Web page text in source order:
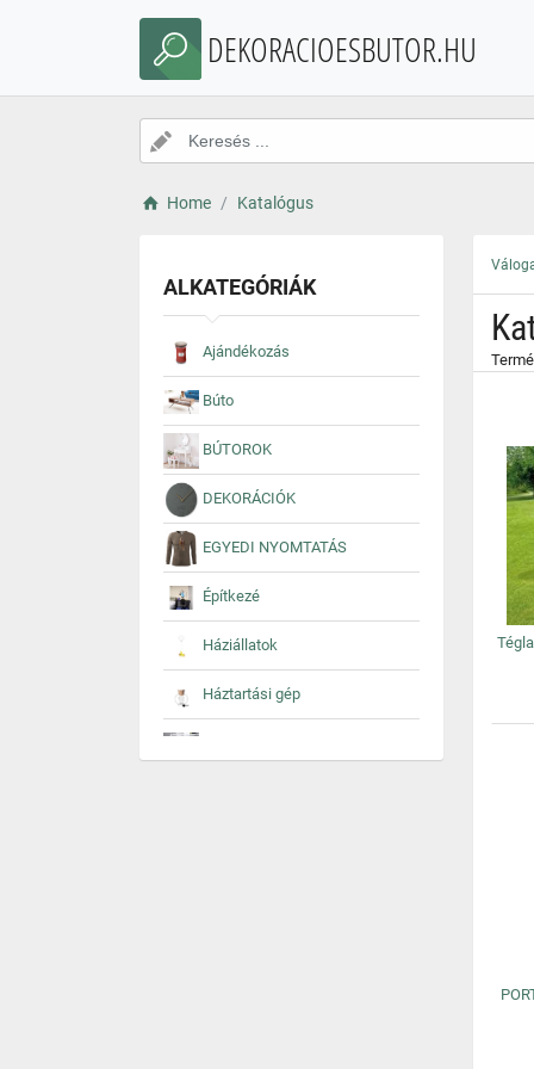
DEKORACIOESBUTOR.HU
Home Katalógus
ALKATEGÓRIÁK
Ajándékozás
Búto
BÚTOROK
DEKORÁCIÓK
EGYEDI NYOMTATÁS
Építkezé
Háziállatok
Háztartási gép